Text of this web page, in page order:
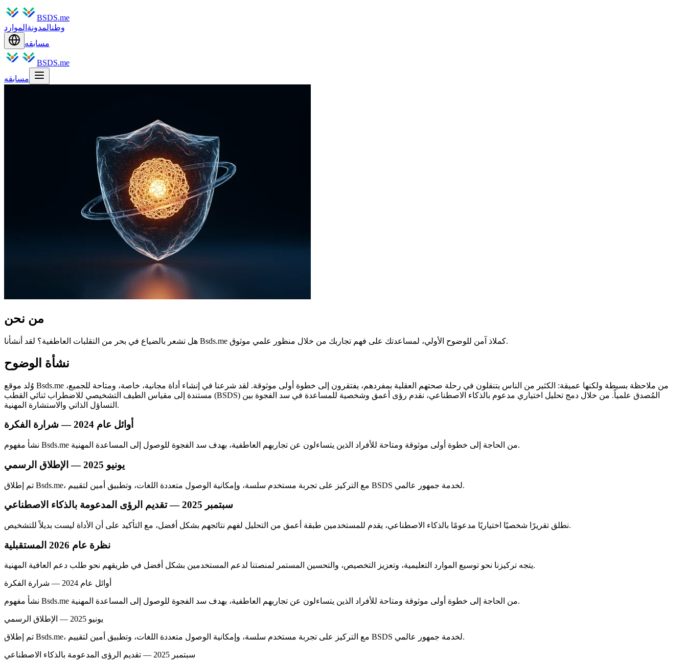
BSDS.me
وطنالمدونة الموارد
مسابقه
BSDS.me
مسابقه
من نحن
هل تشعر بالضياع في بحر من التقلبات العاطفية؟ لقد أنشأنا Bsds.me كملاذ آمن للوضوح الأولي، لمساعدتك على فهم تجاربك من خلال منظور علمي موثوق.
نشأة الوضوح
وُلد موقع Bsds.me من ملاحظة بسيطة ولكنها عميقة: الكثير من الناس يتنقلون في رحلة صحتهم العقلية بمفردهم، يفتقرون إلى خطوة أولى موثوقة. لقد شرعنا في إنشاء أداة مجانية، خاصة، ومتاحة للجميع،
مستندة إلى مقياس الطيف التشخيصي للاضطراب ثنائي القطب (BSDS) المُصدق علمياً. من خلال دمج تحليل اختياري مدعوم بالذكاء الاصطناعي، نقدم رؤى أعمق وشخصية للمساعدة في سد الفجوة بين
التساؤل الذاتي والاستشارة المهنية.
أوائل عام 2024 — شرارة الفكرة
نشأ مفهوم Bsds.me من الحاجة إلى خطوة أولى موثوقة ومتاحة للأفراد الذين يتساءلون عن تجاربهم العاطفية، بهدف سد الفجوة للوصول إلى المساعدة المهنية.
يونيو 2025 — الإطلاق الرسمي
تم إطلاق Bsds.me، مع التركيز على تجربة مستخدم سلسة، وإمكانية الوصول متعددة اللغات، وتطبيق أمين لتقييم BSDS لخدمة جمهور عالمي.
سبتمبر 2025 — تقديم الرؤى المدعومة بالذكاء الاصطناعي
نطلق تقريرًا شخصيًا اختياريًا مدعومًا بالذكاء الاصطناعي، يقدم للمستخدمين طبقة أعمق من التحليل لفهم نتائجهم بشكل أفضل، مع التأكيد على أن الأداة ليست بديلاً للتشخيص.
نظرة عام 2026 المستقبلية
يتجه تركيزنا نحو توسيع الموارد التعليمية، وتعزيز التخصيص، والتحسين المستمر لمنصتنا لدعم المستخدمين بشكل أفضل في طريقهم نحو طلب دعم العافية المهنية.
أوائل عام 2024 — شرارة الفكرة
نشأ مفهوم Bsds.me من الحاجة إلى خطوة أولى موثوقة ومتاحة للأفراد الذين يتساءلون عن تجاربهم العاطفية، بهدف سد الفجوة للوصول إلى المساعدة المهنية.
يونيو 2025 — الإطلاق الرسمي
تم إطلاق Bsds.me، مع التركيز على تجربة مستخدم سلسة، وإمكانية الوصول متعددة اللغات، وتطبيق أمين لتقييم BSDS لخدمة جمهور عالمي.
سبتمبر 2025 — تقديم الرؤى المدعومة بالذكاء الاصطناعي